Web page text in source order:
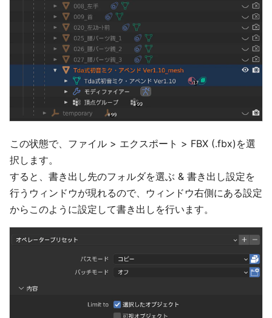
この状態で、ファイル > エクスポート > FBX (.fbx)を選
択します。
すると、書き出し先のフォルダを選ぶ & 書き出し設定を
行うウィンドウが現れるので、ウィンドウ右側にある設定
からこのように設定して書き出しを行います。